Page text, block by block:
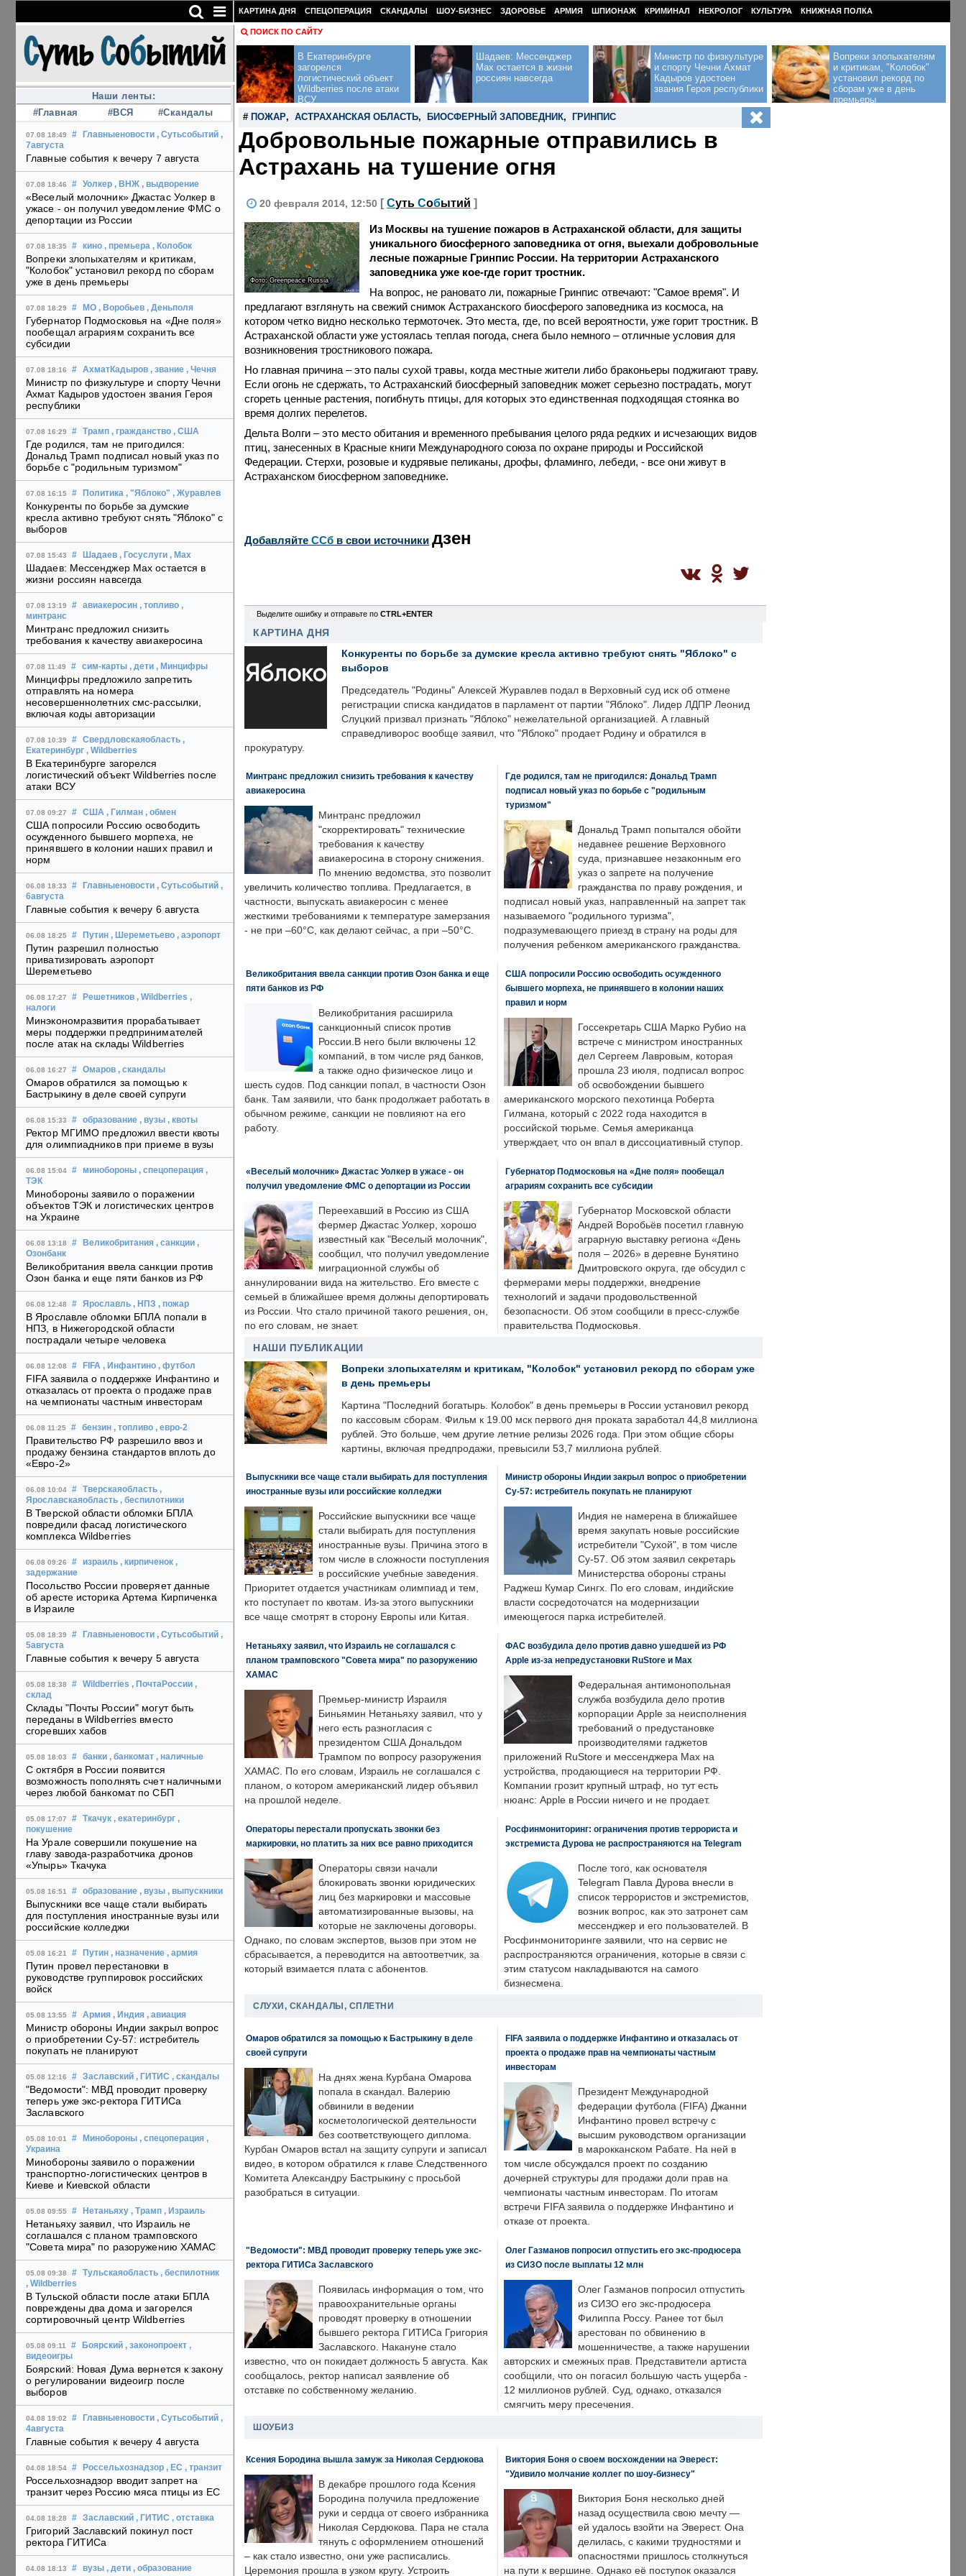
Наши ленты:
#Главная
#ВСЯ #Скандалы
07.08 18:49 # Главныеновости , Сутьсобытий ,
7августа
Главные события к вечеру 7 августа
07.08 18:46 # Уолкер , ВНЖ , выдворение
«Веселый молочник» Джастас Уолкер в
ужасе - он получил уведомление ФМС о
депортации из России
07.08 18:35 # кино , премьера , Колобок
Вопреки злопыхателям и критикам,
"Колобок" установил рекорд по сборам
уже в день премьеры
07.08 18:29 # МО , Воробьев , Деньполя
Губернатор Подмосковья на «Дне поля»
пообещал аграриям сохранить все
субсидии
07.08 18:16 # АхматКадыров , звание , Чечня
Министр по физкультуре и спорту Чечни
Ахмат Кадыров удостоен звания Героя
республики
07.08 16:29 # Трамп , гражданство , США
Где родился, там не пригодился:
Дональд Трамп подписал новый указ по
борьбе с "родильным туризмом"
07.08 16:15 # Политика , "Яблоко" , Журавлев
Конкуренты по борьбе за думские
кресла активно требуют снять "Яблоко" с
выборов
07.08 15:43 # Шадаев , Госуслуги , Max
Шадаев: Мессенджер Max остается в
жизни россиян навсегда
07.08 13:19 # авиакеросин , топливо ,
минтранс
Минтранс предложил снизить
требования к качеству авиакеросина
07.08 11:49 # сим-карты , дети , Минцифры
Минцифры предложило запретить
отправлять на номера
несовершеннолетних смс-рассылки,
включая коды авторизации
07.08 10:39 # Свердловскаяобласть ,
Екатеринбург , Wildberries
В Екатеринбурге загорелся
логистический объект Wildberries после
атаки ВСУ
07.08 09:27 # США , Гилман , обмен
США попросили Россию освободить
осужденного бывшего морпеха, не
принявшего в колонии наших правил и
норм
06.08 18:33 # Главныеновости , Сутьсобытий ,
6августа
Главные события к вечеру 6 августа
06.08 18:25 # Путин , Шереметьево , аэропорт
Путин разрешил полностью
приватизировать аэропорт
Шереметьево
06.08 17:27 # Решетников , Wildberries ,
налоги
Минэкономразвития прорабатывает
меры поддержки предпринимателей
после атак на склады Wildberries
06.08 16:27 # Омаров , скандалы
Омаров обратился за помощью к
Бастрыкину в деле своей супруги
06.08 15:33 # образование , вузы , квоты
Ректор МГИМО предложил ввести квоты
для олимпиадников при приеме в вузы
06.08 15:04 # минобороны , спецоперация ,
ТЭК
Минобороны заявило о поражении
объектов ТЭК и логистических центров
на Украине
06.08 13:18 # Великобритания , санкции ,
Озонбанк
Великобритания ввела санкции против
Озон банка и еще пяти банков из РФ
06.08 12:48 # Ярославль , НПЗ , пожар
В Ярославле обломки БПЛА попали в
НПЗ, в Нижегородской области
пострадали четыре человека
06.08 12:08 # FIFA , Инфантино , футбол
FIFA заявила о поддержке Инфантино и
отказалась от проекта о продаже прав
на чемпионаты частным инвесторам
06.08 11:25 # бензин , топливо , евро-2
Правительство РФ разрешило ввоз и
продажу бензина стандартов вплоть до
«Евро-2»
06.08 10:04 # Тверскаяобласть ,
Ярославскаяобласть , беспилотники
В Тверской области обломки БПЛА
повредили фасад логистического
комплекса Wildberries
06.08 09:26 # израиль , кирпиченок ,
задержание
Посольство России проверяет данные
об аресте историка Артема Кирпиченка
в Израиле
05.08 18:39 # Главныеновости , Сутьсобытий ,
5августа
Главные события к вечеру 5 августа
05.08 18:38 # Wildberries , ПочтаРоссии ,
склад
Склады "Почты России" могут быть
переданы в Wildberries вместо
сгоревших хабов
05.08 18:03 # банки , банкомат , наличные
С октября в России появится
возможность пополнять счет наличными
через любой банкомат по СБП
05.08 17:07 # Ткачук , екатеринбург ,
покушение
На Урале совершили покушение на
главу завода-разработчика дронов
«Упырь» Ткачука
05.08 16:51 # образование , вузы , выпускники
Выпускники все чаще стали выбирать
для поступления иностранные вузы или
российские колледжи
05.08 16:21 # Путин , назначение , армия
Путин провел перестановки в
руководстве группировок российских
войск
05.08 13:55 # Армия , Индия , авиация
Министр обороны Индии закрыл вопрос
о приобретении Су-57: истребитель
покупать не планируют
05.08 12:16 # Заславский , ГИТИС , скандалы
"Ведомости": МВД проводит проверку
теперь уже экс-ректора ГИТИСа
Заславского
05.08 10:01 # Минобороны , спецоперация ,
Украина
Минобороны заявило о поражении
транспортно-логистических центров в
Киеве и Киевской области
05.08 09:55 # Нетаньяху , Трамп , Израиль
Нетаньяху заявил, что Израиль не
соглашался с планом трамповского
"Совета мира" по разоружению ХАМАС
05.08 09:38 # Тульскаяобласть , беспилотник
, Wildberries
В Тульской области после атаки БПЛА
повреждены два дома и загорелся
сортировочный центр Wildberries
05.08 09:11 # Боярский , законопроект ,
видеоигры
Боярский: Новая Дума вернется к закону
о регулировании видеоигр после
выборов
04.08 19:02 # Главныеновости , Сутьсобытий ,
4августа
Главные события к вечеру 4 августа
04.08 18:54 # Россельхознадзор , ЕС , транзит
Россельхознадзор вводит запрет на
транзит через Россию мяса птицы из ЕС
04.08 18:28 # Заславский , ГИТИС , отставка
Григорий Заславский покинул пост
ректора ГИТИСа
04.08 18:13 # вузы , дети , образование
КАРТИНА ДНЯ СПЕЦОПЕРАЦИЯ СКАНДАЛЫ ШОУ-БИЗНЕС ЗДОРОВЬЕ АРМИЯ ШПИОНАЖ КРИМИНАЛ НЕКРОЛОГ КУЛЬТУРА КНИЖНАЯ ПОЛКА
ПОИСК ПО САЙТУ
В Екатеринбурге
загорелся
логистический объект
Wildberries после атаки
ВСУ
Шадаев: Мессенджер
Max остается в жизни
россиян навсегда
Министр по физкультуре
и спорту Чечни Ахмат
Кадыров удостоен
звания Героя республики
Вопреки злопыхателям
и критикам, "Колобок"
установил рекорд по
сборам уже в день
премьеры
# ПОЖАР, АСТРАХАНСКАЯ ОБЛАСТЬ, БИОСФЕРНЫЙ ЗАПОВЕДНИК, ГРИНПИС
Добровольные пожарные отправились в
Астрахань на тушение огня
20 февраля 2014, 12:50 [ Суть Событий ]
Фото: Greenpeace Russia
Из Москвы на тушение пожаров в Астраханской области, для защиты
уникального биосферного заповедника от огня, выехали добровольные
лесные пожарные Гринпис России. На территории Астраханского
заповедника уже кое-где горит тростник.
На вопрос, не рановато ли, пожарные Гринпис отвечают: "Самое время". И
предлагают взглянуть на свежий снимок Астраханского биосферого заповедника из космоса, на
котором четко видно несколько термоточек. Это места, где, по всей вероятности, уже горит тростник. В
Астраханской области уже устоялась теплая погода, снега было немного – отличные условия для
возникновения тростникового пожара.
Но главная причина – это палы сухой травы, когда местные жители либо браконьеры поджигают траву.
Если огонь не сдержать, то Астраханский биосферный заповедник может серьезно пострадать, могут
сгореть ценные растения, погибнуть птицы, для которых это единственная подходящая стоянка во
время долгих перелетов.
Дельта Волги – это место обитания и временного пребывания целого ряда редких и исчезающих видов
птиц, занесенных в Красные книги Международного союза по охране природы и Российской
Федерации. Стерхи, розовые и кудрявые пеликаны, дрофы, фламинго, лебеди, - все они живут в
Астраханском биосферном заповеднике.
Добавляйте CСб в свои источники дзен
Выделите ошибку и отправьте по CTRL+ENTER
КАРТИНА ДНЯ
Конкуренты по борьбе за думские кресла активно требуют снять "Яблоко" с
выборов
Председатель "Родины" Алексей Журавлев подал в Верховный суд иск об отмене
регистрации списка кандидатов в парламент от партии "Яблоко". Лидер ЛДПР Леонид
Слуцкий призвал признать "Яблоко" нежелательной организацией. А главный
справедливорос вообще заявил, что "Яблоко" продает Родину и обратился в
прокуратуру.
Минтранс предложил снизить требования к качеству
авиакеросина
Минтранс предложил
"скорректировать" технические
требования к качеству
авиакеросина в сторону снижения.
По мнению ведомства, это позволит
увеличить количество топлива. Предлагается, в
частности, выпускать авиакеросин с менее
жесткими требованиями к температуре замерзания
- не при –60°C, как делают сейчас, а при –50°C.
Где родился, там не пригодился: Дональд Трамп
подписал новый указ по борьбе с "родильным
туризмом"
Дональд Трамп попытался обойти
недавнее решение Верховного
суда, признавшее незаконным его
указ о запрете на получение
гражданства по праву рождения, и
подписал новый указ, направленный на запрет так
называемого "родильного туризма",
подразумевающего приезд в страну на роды для
получения ребенком американского гражданства.
Великобритания ввела санкции против Озон банка и еще
пяти банков из РФ
Великобритания расширила
санкционный список против
России.В него были включены 12
компаний, в том числе ряд банков,
а также одно физическое лицо и
шесть судов. Под санкции попал, в частности Озон
банк. Там заявили, что банк продолжает работать в
обычном режиме, санкции не повлияют на его
работу.
США попросили Россию освободить осужденного
бывшего морпеха, не принявшего в колонии наших
правил и норм
Госсекретарь США Марко Рубио на
встрече с министром иностранных
дел Сергеем Лавровым, которая
прошла 23 июля, подписал вопрос
об освобождении бывшего
американского морского пехотинца Роберта
Гилмана, который с 2022 года находится в
российской тюрьме. Семья американца
утверждает, что он впал в диссоциативный ступор.
«Веселый молочник» Джастас Уолкер в ужасе - он
получил уведомление ФМС о депортации из России
Переехавший в Россию из США
фермер Джастас Уолкер, хорошо
известный как "Веселый молочник",
сообщил, что получил уведомление
миграционной службы об
аннулировании вида на жительство. Его вместе с
семьей в ближайшее время должны депортировать
из России. Что стало причиной такого решения, он,
по его словам, не знает.
Губернатор Подмосковья на «Дне поля» пообещал
аграриям сохранить все субсидии
Губернатор Московской области
Андрей Воробьёв посетил главную
аграрную выставку региона «День
поля – 2026» в деревне Бунятино
Дмитровского округа, где обсудил с
фермерами меры поддержки, внедрение
технологий и задачи продовольственной
безопасности. Об этом сообщили в пресс-службе
правительства Подмосковья.
НАШИ ПУБЛИКАЦИИ
Вопреки злопыхателям и критикам, "Колобок" установил рекорд по сборам уже
в день премьеры
Картина "Последний богатырь. Колобок" в день премьеры в России установил рекорд
по кассовым сборам. Фильм к 19.00 мск первого дня проката заработал 44,8 миллиона
рублей. Это больше, чем другие летние релизы 2026 года. При этом общие сборы
картины, включая предпродажи, превысили 53,7 миллиона рублей.
Выпускники все чаще стали выбирать для поступления
иностранные вузы или российские колледжи
Российские выпускники все чаще
стали выбирать для поступления
иностранные вузы. Причина этого в
том числе в сложности поступления
в российские учебные заведения.
Приоритет отдается участникам олимпиад и тем,
кто поступает по квотам. Из-за этого выпускники
все чаще смотрят в сторону Европы или Китая.
Министр обороны Индии закрыл вопрос о приобретении
Су-57: истребитель покупать не планируют
Индия не намерена в ближайшее
время закупать новые российские
истребители "Сухой", в том числе
Су-57. Об этом заявил секретарь
Министерства обороны страны
Раджеш Кумар Сингх. По его словам, индийские
власти сосредоточатся на модернизации
имеющегося парка истребителей.
Нетаньяху заявил, что Израиль не соглашался с
планом трамповского "Совета мира" по разоружению
ХАМАС
Премьер-министр Израиля
Биньямин Нетаньяху заявил, что у
него есть разногласия с
президентом США Дональдом
Трампом по вопросу разоружения
ХАМАС. По его словам, Израиль не соглашался с
планом, о котором американский лидер объявил
на прошлой неделе.
ФАС возбудила дело против давно ушедшей из РФ
Apple из-за непредустановки RuStore и Max
Федеральная антимонопольная
служба возбудила дело против
корпорации Apple за неисполнения
требований о предустановке
производителями гаджетов
приложений RuStore и мессенджера Max на
устройства, продающиеся на территории РФ.
Компании грозит крупный штраф, но тут есть
нюанс: Apple в России ничего и не продает.
Операторы перестали пропускать звонки без
маркировки, но платить за них все равно приходится
Операторы связи начали
блокировать звонки юридических
лиц без маркировки и массовые
автоматизированные вызовы, на
которые не заключены договоры.
Однако, по словам экспертов, вызов при этом не
сбрасывается, а переводится на автоответчик, за
который взимается плата с абонентов.
Росфинмониторинг: ограничения против террориста и
экстремиста Дурова не распространяются на Telegram
После того, как основателя
Telegram Павла Дурова внесли в
список террористов и экстремистов,
возник вопрос, как это затронет сам
мессенджер и его пользователей. В
Росфинмониторинге заявили, что на сервис не
распространяются ограничения, которые в связи с
этим статусом накладываются на самого
бизнесмена.
СЛУХИ, СКАНДАЛЫ, СПЛЕТНИ
Омаров обратился за помощью к Бастрыкину в деле
своей супруги
На днях жена Курбана Омарова
попала в скандал. Валерию
обвинили в ведении
косметологической деятельности
без соответствующего диплома.
Курбан Омаров встал на защиту супруги и записал
видео, в котором обратился к главе Следственного
Комитета Александру Бастрыкину с просьбой
разобраться в ситуации.
FIFA заявила о поддержке Инфантино и отказалась от
проекта о продаже прав на чемпионаты частным
инвесторам
Президент Международной
федерации футбола (FIFA) Джанни
Инфантино провел встречу с
высшим руководством организации
в марокканском Рабате. На ней в
том числе обсуждался проект по созданию
дочерней структуры для продажи доли прав на
чемпионаты частным инвесторам. По итогам
встречи FIFA заявила о поддержке Инфантино и
отказе от проекта.
"Ведомости": МВД проводит проверку теперь уже экс-
ректора ГИТИСа Заславского
Появилась информация о том, что
правоохранительные органы
проводят проверку в отношении
бывшего ректора ГИТИСа Григория
Заславского. Накануне стало
известно, что он покидает должность 5 августа. Как
сообщалось, ректор написал заявление об
отставке по собственному желанию.
Олег Газманов попросил отпустить его экс-продюсера
из СИЗО после выплаты 12 млн
Олег Газманов попросил отпустить
из СИЗО его экс-продюсера
Филиппа Россу. Ранее тот был
арестован по обвинению в
мошенничестве, а также нарушении
авторских и смежных прав. Представители артиста
сообщили, что он погасил большую часть ущерба -
12 миллионов рублей. Суд, однако, отказался
смягчить меру пресечения.
ШОУБИЗ
Ксения Бородина вышла замуж за Николая Сердюкова
В декабре прошлого года Ксения
Бородина получила предложение
руки и сердца от своего избранника
Николая Сердюкова. Пара не стала
тянуть с оформлением отношений
– как стало известно, они уже расписались.
Церемония прошла в узком кругу. Устроить
Виктория Боня о своем восхождении на Эверест:
"Удивило молчание коллег по шоу-бизнесу"
Виктория Боня несколько дней
назад осуществила свою мечту —
ей удалось взойти на Эверест. Она
делилась, с какими трудностями и
опасностями пришлось столкнуться
на пути к вершине. Однако её поступок оказался